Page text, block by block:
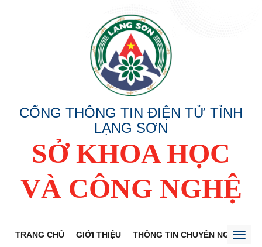
CỔNG THÔNG TIN ĐIỆN TỬ TỈNH
LẠNG SƠN
SỞ KHOA HỌC
VÀ CÔNG NGHỆ
TRANG CHỦ GIỚI THIỆU THÔNG TIN CHUYÊN NGÀNH